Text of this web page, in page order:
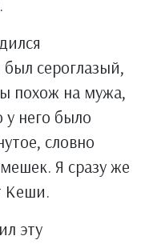
сероглазый,
похож на мужа,
у него было
словно
Я сразу же
Кеши.
эту